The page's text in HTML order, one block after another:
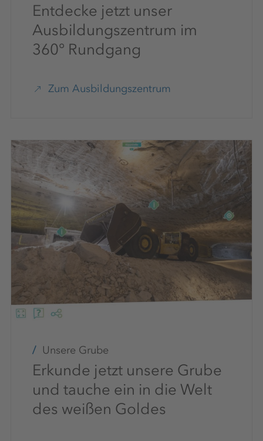
Entdecke jetzt unser
Ausbildungszentrum im
360° Rundgang
Zum Ausbildungszentrum
Unsere Grube
Erkunde jetzt unsere Grube
und tauche ein in die Welt
des weißen Goldes